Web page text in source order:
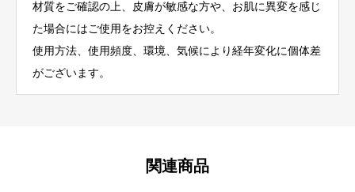
材質をご確認の上、皮膚が敏感な方や、お肌に異変を感じ
た場合にはご使用をお控えください。
使用方法、使用頻度、環境、気候により経年変化に個体差
がございます。
関連商品